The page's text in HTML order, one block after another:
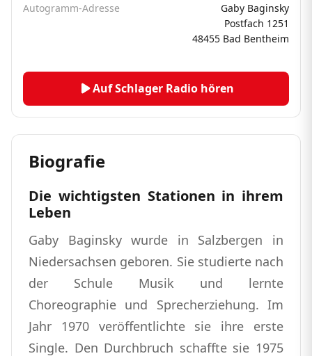
Autogramm-Adresse
Gaby Baginsky
Postfach 1251
48455 Bad Bentheim
Auf Schlager Radio hören
Biografie
Die wichtigsten Stationen in ihrem
Leben
Gaby Baginsky wurde in Salzbergen in
Niedersachsen geboren. Sie studierte nach
der Schule Musik und lernte
Choreographie und Sprecherziehung. Im
Jahr 1970 veröffentlichte sie ihre erste
Single. Den Durchbruch schaffte sie 1975